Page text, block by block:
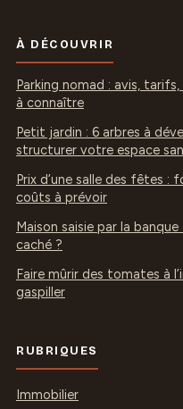
À DÉCOUVRIR
Parking nomad : avis,
à connaître
Petit jardin : 6 arbres à
structurer votre espace
Prix d’une salle des fêtes :
coûts à prévoir
Maison saisie par la
caché ?
Faire mûrir des tomates à
gaspiller
RUBRIQUES
Immobilier